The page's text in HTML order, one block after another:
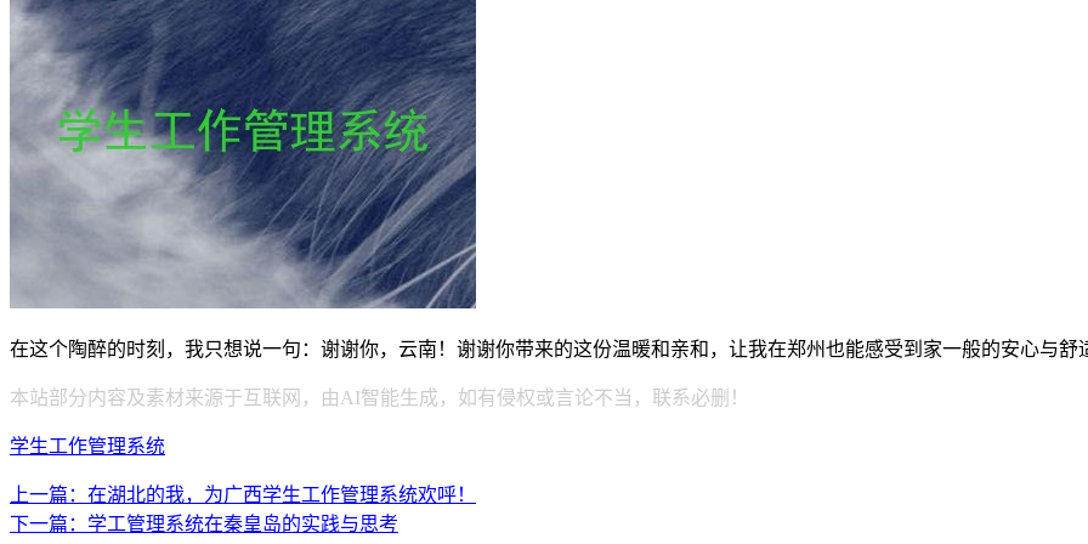
在这个陶醉的时刻，我只想说一句：谢谢你，云南！谢谢你带来的这份温暖和亲和，让我在郑州也能感受到家一般的安心与舒
本站部分内容及素材来源于互联网，由AI智能生成，如有侵权或言论不当，联系必删！
学生工作管理系统
上一篇：在湖北的我，为广西学生工作管理系统欢呼！
下一篇：学工管理系统在秦皇岛的实践与思考